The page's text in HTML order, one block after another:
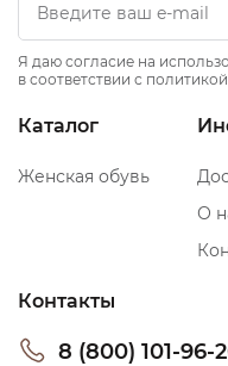
Я даю согласие на
в соответствии с
Каталог
Женская обувь
О
Контакты
8 (800) 101-96-